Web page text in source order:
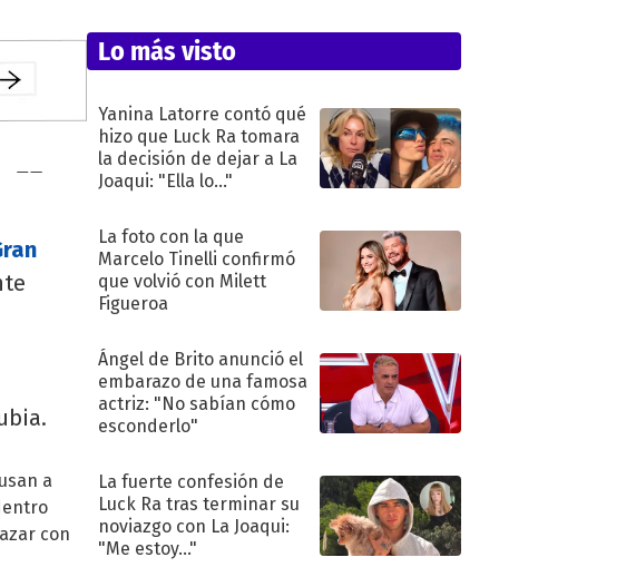
Lo más visto
Yanina Latorre contó qué
hizo que Luck Ra tomara
la decisión de dejar a La
Joaqui: "Ella lo..."
La foto con la que
Marcelo Tinelli confirmó
que volvió con Milett
Figueroa
Ángel de Brito anunció el
embarazo de una famosa
actriz: "No sabían cómo
esconderlo"
La fuerte confesión de
Luck Ra tras terminar su
noviazgo con La Joaqui:
"Me estoy..."